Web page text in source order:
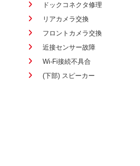
ドックコネクタ修理
リアカメラ交換
フロントカメラ交換
近接センサー故障
Wi-Fi接続不具合
(下部) スピーカー